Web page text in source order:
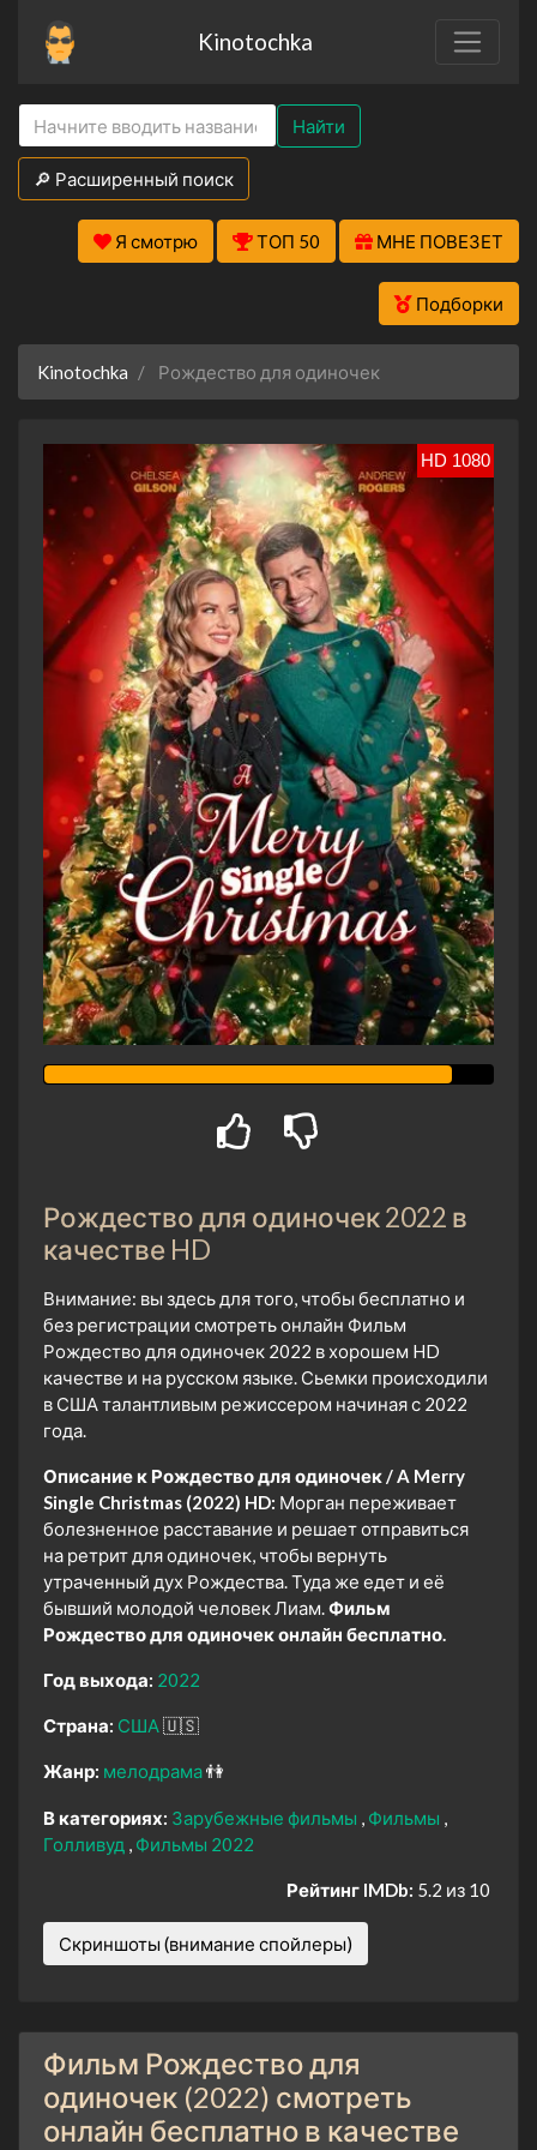
Kinotochka
Найти
🔎 Расширенный поиск
Я смотрю ТОП 50 МНЕ ПОВЕЗЕТ
Подборки
Kinotochka Рождество для одиночек
HD 1080
Рождество для одиночек 2022 в
качестве HD
Внимание: вы здесь для того, чтобы бесплатно и
без регистрации смотреть онлайн Фильм
Рождество для одиночек 2022 в хорошем HD
качестве и на русском языке. Сьемки происходили
в США талантливым режиссером начиная с 2022
года.
Описание к Рождество для одиночек / A Merry
Single Christmas (2022) HD: Морган переживает
болезненное расставание и решает отправиться
на ретрит для одиночек, чтобы вернуть
утраченный дух Рождества. Туда же едет и её
бывший молодой человек Лиам.Фильм
Рождество для одиночек онлайн бесплатно.
Год выхода: 2022
Страна: США🇺🇸
Жанр: мелодрама👫
В категориях: Зарубежные фильмы
Фильмы
Голливуд
Фильмы 2022
Рейтинг IMDb: 5.2 из 10
Скриншоты (внимание спойлеры)
Фильм Рождество для
одиночек (2022) смотреть
онлайн бесплатно в качестве